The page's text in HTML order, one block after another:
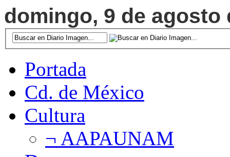
domingo, 9 de agosto
Portada
Cd. de México
Cultura
¬ AAPAUNAM